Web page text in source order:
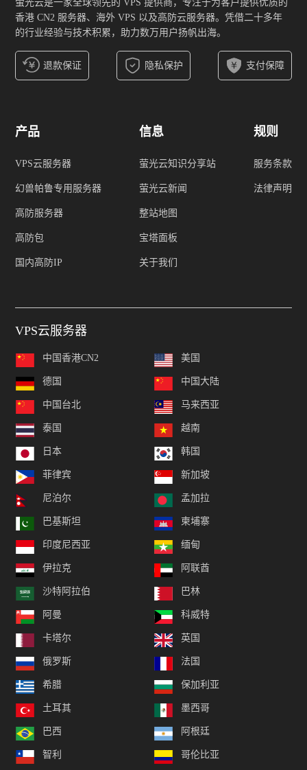
产品
VPS云服务器
幻兽帕鲁专用服务器
高防服务器
高防包
国内高防IP
信息
萤光云知识分享站
萤光云新闻
整站地图
宝塔面板
关于我们
规则
服务条款
法律声明
萤光云是一家全球领先的 VPS 提供商，专注于为客户提供优质的
香港 CN2 服务器、海外 VPS 以及高防云服务器。凭借二十多年
的行业经验与技术积累，助力数万用户扬帆出海。
退款保证 隐私保护 支付保障
VPS云服务器
中国香港CN2 美国
德国 中国大陆
中国台北 马来西亚
泰国 越南
日本 韩国
菲律宾 新加坡
尼泊尔 孟加拉
巴基斯坦 柬埔寨
印度尼西亚 缅甸
伊拉克 阿联酋
沙特阿拉伯 巴林
阿曼 科威特
卡塔尔 英国
俄罗斯 法国
希腊 保加利亚
土耳其 墨西哥
巴西 阿根廷
智利 哥伦比亚